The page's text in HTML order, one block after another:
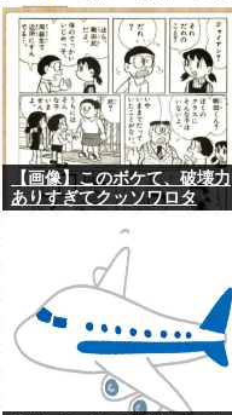
【画像】このボケて、破壊力
ありすぎてクッソワロタ